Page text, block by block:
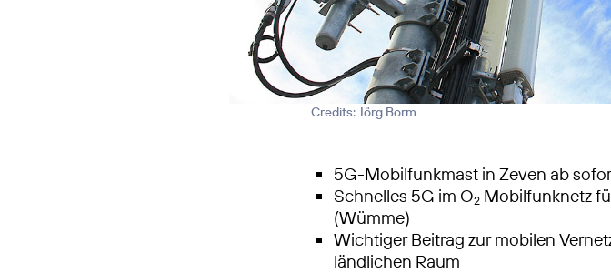
Credits: Jörg Borm
5G-Mobilfunkmast in Zeven ab
Schnelles 5G im O2 Mobilfunknetz
(Wümme)
Wichtiger Beitrag zur mobilen
ländlichen Raum